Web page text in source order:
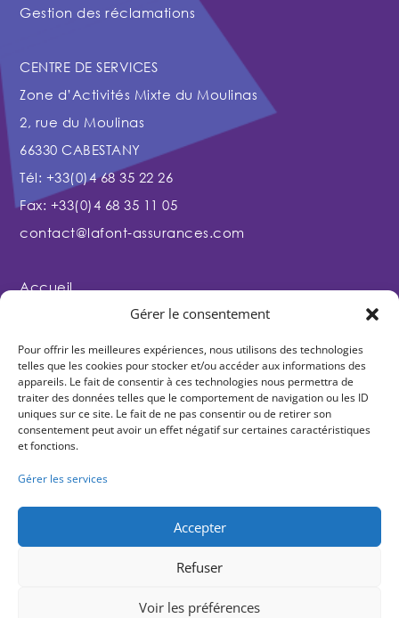
Gérer le consentement
Pour offrir les meilleures expériences, nous utilisons des technologies
telles que les cookies pour stocker et/ou accéder aux informations des
appareils. Le fait de consentir à ces technologies nous permettra de
traiter des données telles que le comportement de navigation ou les ID
uniques sur ce site. Le fait de ne pas consentir ou de retirer son
consentement peut avoir un effet négatif sur certaines caractéristiques
et fonctions.
Gérer les services
Accepter
Refuser
Voir les préférences
Gestion des réclamations
CENTRE DE SERVICES
Zone d’Activités Mixte du Moulinas
2, rue du Moulinas
66330 CABESTANY
Tél: +33(0)4 68 35 22 26
Fax: +33(0)4 68 35 11 05
contact@lafont-assurances.com
Accueil
Clubs & comités
Licenciés
Contact
Copyright 2025 LAFONT ASSURANCES – N° CNIL